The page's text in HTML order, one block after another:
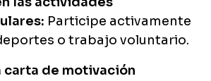
Participe activamente
o trabajo voluntario.
carta de motivación